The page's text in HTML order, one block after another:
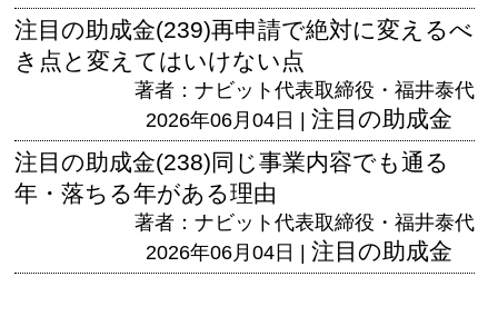
注目の助成金(239)再申請で絶対に変えるべ
き点と変えてはいけない点
著者：ナビット代表取締役・福井泰代
2026年06月04日 | 注目の助成金
注目の助成金(238)同じ事業内容でも通る
年・落ちる年がある理由
著者：ナビット代表取締役・福井泰代
2026年06月04日 | 注目の助成金